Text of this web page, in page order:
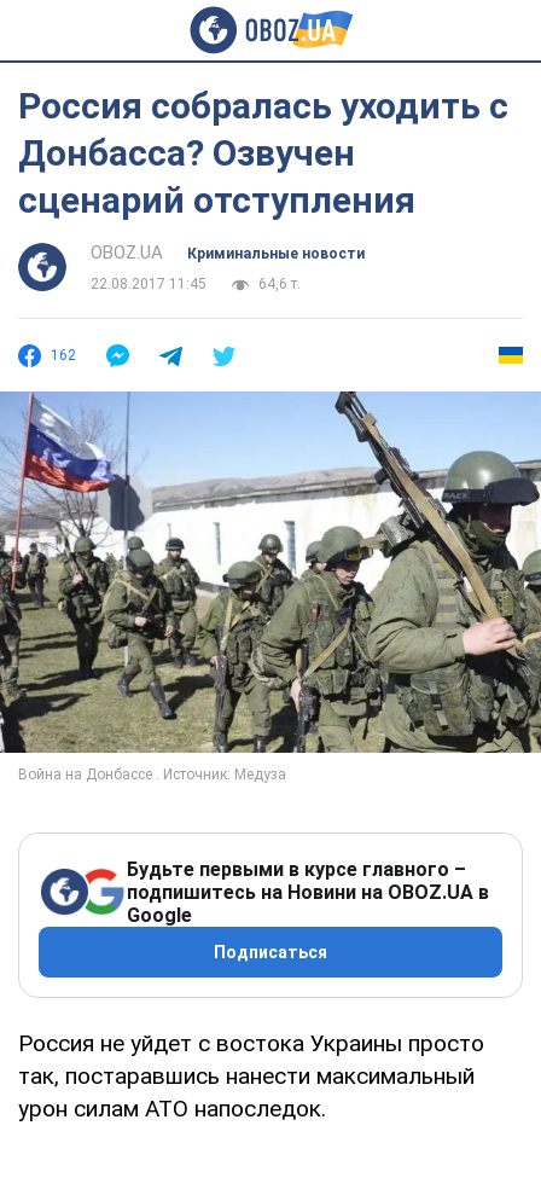
Россия собралась уходить с
Донбасса? Озвучен
сценарий отступления
OBOZ.UA
Криминальные новости
22.08.2017 11:45
64,6 т.
162
Будьте первыми в курсе главного –
подпишитесь на Новини на OBOZ.UA в
Google
Подписаться
Россия не уйдет с востока Украины просто
так, постаравшись нанести максимальный
урон силам АТО напоследок.